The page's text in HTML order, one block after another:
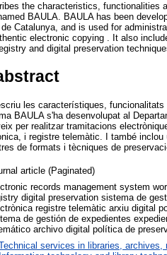
the characteristics, functionalities
BAULA. BAULA has been
Catalunya, and is used for
electronic copying . It also
and digital preservation
les característiques,
BAULA s'ha desenvolupat al
per realitzar tramitacions
i registre telemàtic. I també
de formats i tècniques de
article (Paginated)
records management system
digital preservation sistema de
registre telemàtic arxiu digital
de gestión de expedientes
archivo digital política de
services in libraries, archives,